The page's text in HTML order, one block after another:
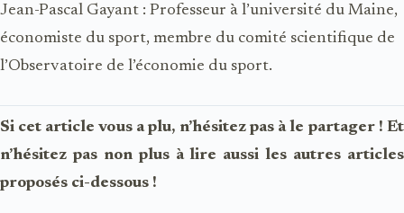
Jean-Pascal Gayant : Professeur à l’université du Maine,
économiste du sport, membre du comité scientifique de
l’Observatoire de l’économie du sport.
Si cet article vous a plu, n’hésitez pas à le partager ! Et
n’hésitez pas non plus à lire aussi les autres articles
proposés ci-dessous !